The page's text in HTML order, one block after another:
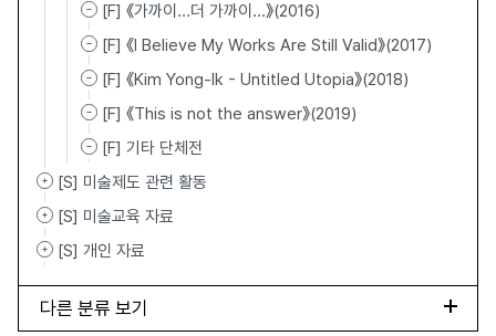
[F] 《가까이…더 가까이…》(2016)
[F] 《I Believe My Works Are Still Valid》(2017)
[F] 《Kim Yong-Ik - Untitled Utopia》(2018)
[F] 《This is not the answer》(2019)
[F] 기타 단체전
[S] 미술제도 관련 활동
[S] 미술교육 자료
[S] 개인 자료
다른 분류 보기